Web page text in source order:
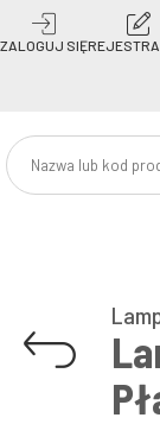
ZALOGUJ SIĘ